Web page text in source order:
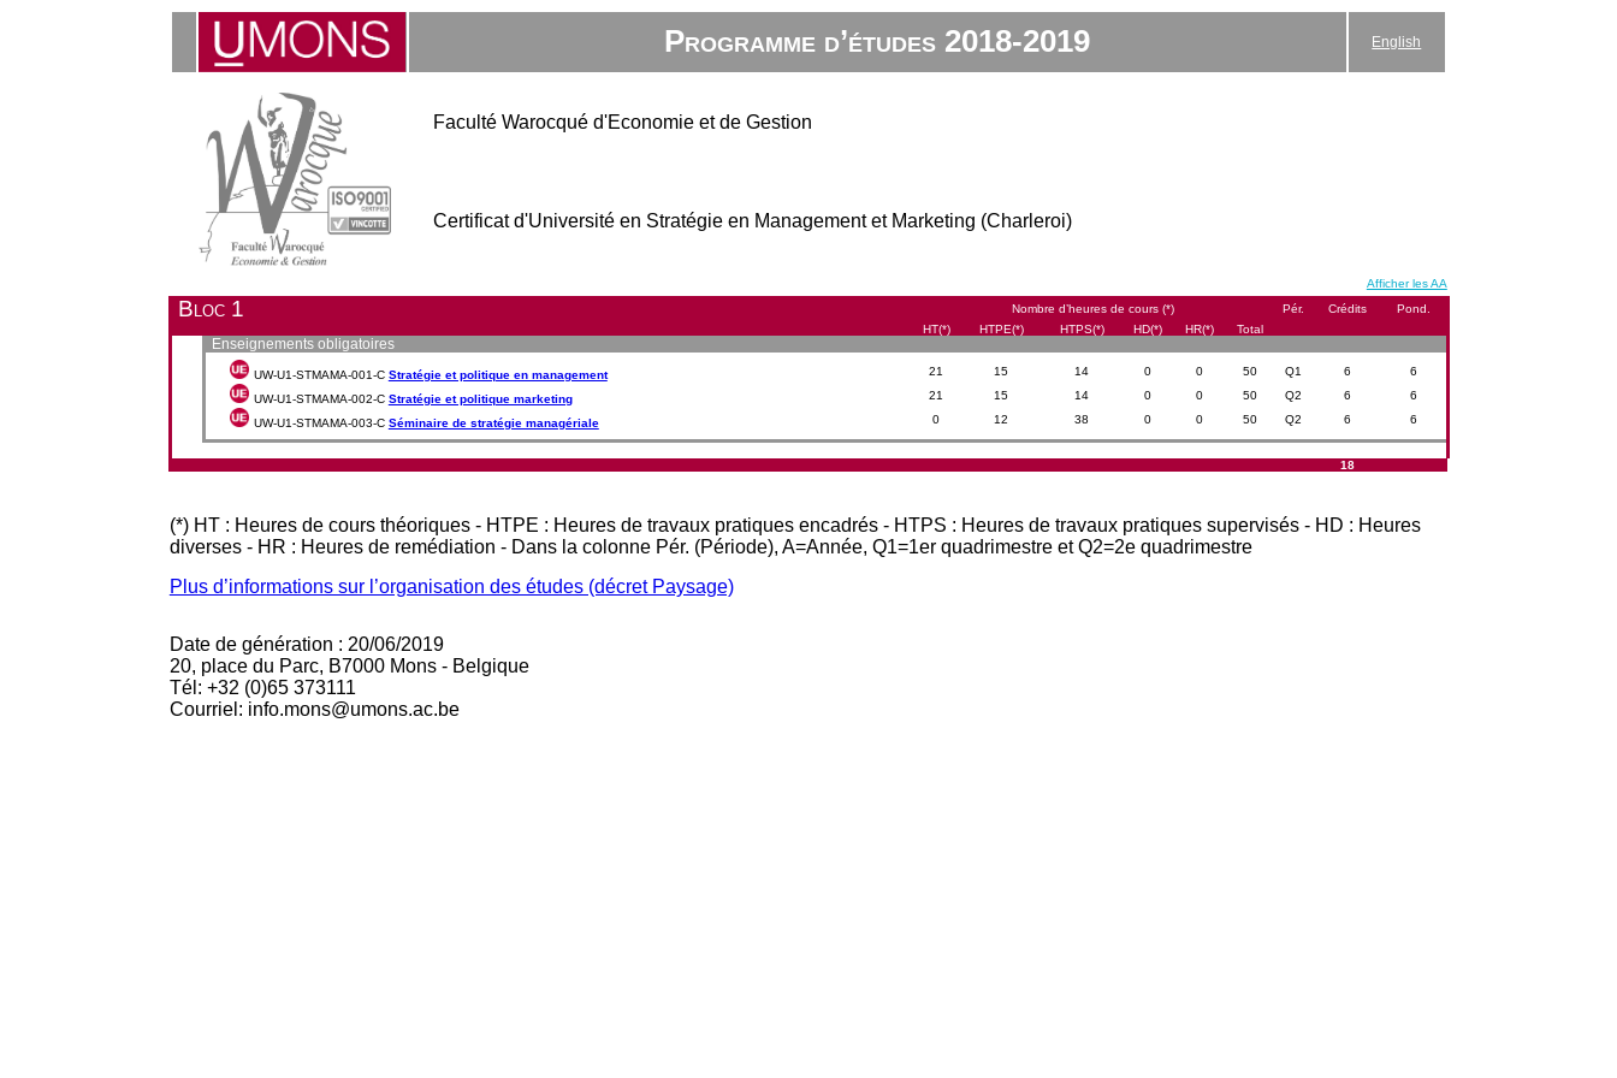
Programme d’études 2018-2019 English
Faculté Warocqué d'Economie et de Gestion
Certificat d'Université en Stratégie en Management et Marketing (Charleroi)
Afficher les AA
Bloc 1 Nombre d’heures de cours (*) Pér. Crédits
Pond.
HT(*)
HTPE(*) HTPS(*) HD(*) HR(*) Total
Enseignements obligatoires
UW-U1-STMAMA-001-C Stratégie et politique en management 21 15 14 0 0 50 Q1 6 6
UW-U1-STMAMA-002-C Stratégie et politique marketing 21 15 14 0 0 50 Q2 6 6
UW-U1-STMAMA-003-C Séminaire de stratégie managériale 0 12 38 0 0 50 Q2 6 6
18
(*) HT : Heures de cours théoriques - HTPE : Heures de travaux pratiques encadrés - HTPS : Heures de travaux pratiques supervisés - HD : Heures
diverses - HR : Heures de remédiation - Dans la colonne Pér. (Période), A=Année, Q1=1er quadrimestre et Q2=2e quadrimestre
Plus d’informations sur l’organisation des études (décret Paysage)
Date de génération : 20/06/2019
20, place du Parc, B7000 Mons - Belgique
Tél: +32 (0)65 373111
Courriel: info.mons@umons.ac.be